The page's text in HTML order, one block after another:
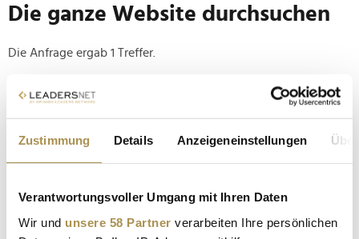
Zustimmung Details Anzeigeneinstellungen
Verantwortungsvoller Umgang mit Ihren Daten
Wir und unsere 58 Partner verarbeiten Ihre persönlichen
Die ganze Website durchsuchen
Die Anfrage ergab 1 Treffer.
Tipp
Setzen Sie die gesuchten Wörter zwischen
Anführungszeichen: zb "Vorname Nachname".
EightSix: Franziska Küttner kommt von Jung von
Matt